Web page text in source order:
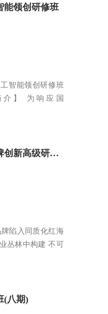
能领创研修班
智能领创研修班
介】 为响应国
浙江大学艺术美学与品牌创新高级研修班
陷入同质化红海
丛林中构建 不可
(八期)